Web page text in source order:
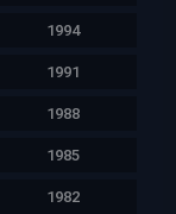
1994
1991
1988
1985
1982